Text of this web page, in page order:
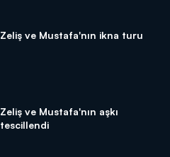
Zeliş ve Mustafa'nın ikna turu
Zeliş ve Mustafa'nın aşkı
tescillendi